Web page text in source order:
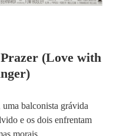
(Love with
balconista grávida
e os dois enfrentam